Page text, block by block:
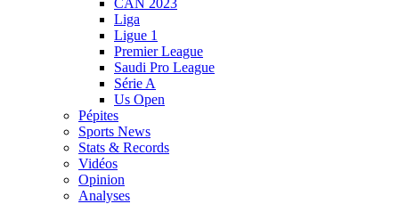
CAN 2023
Liga
Ligue 1
Premier League
Saudi Pro League
Série A
Us Open
Pépites
Sports News
Stats & Records
Vidéos
Opinion
Analyses